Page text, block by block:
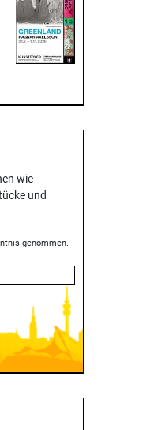
wie
und
genommen.